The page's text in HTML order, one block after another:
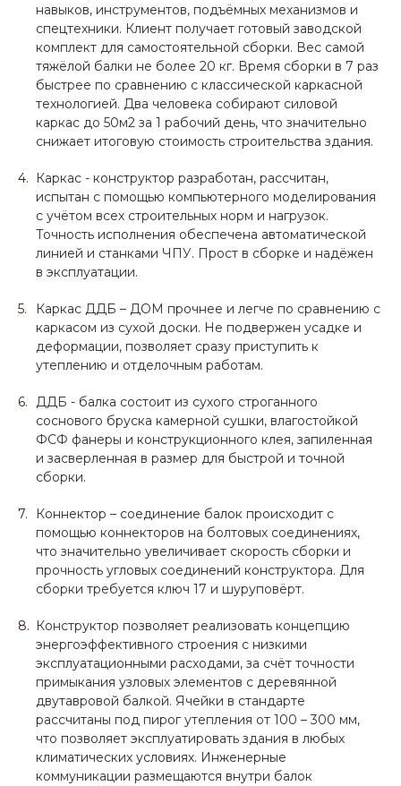
навыков, инструментов, подъёмных механизмов и
спецтехники. Клиент получает готовый заводской
комплект для самостоятельной сборки. Вес самой
тяжёлой балки не более 20 кг. Время сборки в 7 раз
быстрее по сравнению с классической каркасной
технологией. Два человека собирают силовой
каркас до 50м2 за 1 рабочий день, что значительно
снижает итоговую стоимость строительства здания.
Каркас - конструктор разработан, рассчитан,
испытан с помощью компьютерного моделирования
с учётом всех строительных норм и нагрузок.
Точность исполнения обеспечена автоматической
линией и станками ЧПУ. Прост в сборке и надёжен
в эксплуатации.
Каркас ДДБ – ДОМ прочнее и легче по сравнению с
каркасом из сухой доски. Не подвержен усадке и
деформации, позволяет сразу приступить к
утеплению и отделочным работам.
ДДБ - балка состоит из сухого строганного
соснового бруска камерной сушки, влагостойкой
ФСФ фанеры и конструкционного клея, запиленная
и засверленная в размер для быстрой и точной
сборки.
Коннектор – соединение балок происходит с
помощью коннекторов на болтовых соединениях,
что значительно увеличивает скорость сборки и
прочность угловых соединений конструктора. Для
сборки требуется ключ 17 и шуруповёрт.
Конструктор позволяет реализовать концепцию
энергоэффективного строения с низкими
эксплуатационными расходами, за счёт точности
примыкания узловых элементов с деревянной
двутавровой балкой. Ячейки в стандарте
рассчитаны под пирог утепления от 100 – 300 мм,
что позволяет эксплуатировать здания в любых
климатических условиях. Инженерные
коммуникации размещаются внутри балок